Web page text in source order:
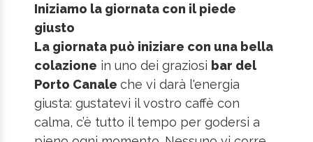
Iniziamo la giornata con il piede
giusto
La giornata può iniziare con una bella
colazione in uno dei graziosi bar del
Porto Canaleche vi darà l'energia
giusta: gustatevi il vostro caffè con
calma, c’è tutto il tempo per godersi a